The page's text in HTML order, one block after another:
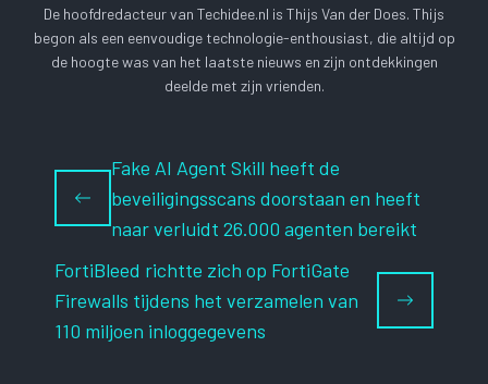
De hoofdredacteur van Techidee.nl is Thijs Van der Does. Thijs
begon als een eenvoudige technologie-enthousiast, die altijd op
de hoogte was van het laatste nieuws en zijn ontdekkingen
deelde met zijn vrienden.
Fake AI Agent Skill heeft de
beveiligingsscans doorstaan ​​en heeft
naar verluidt 26.000 agenten bereikt
FortiBleed richtte zich op FortiGate
Firewalls tijdens het verzamelen van
110 miljoen inloggegevens